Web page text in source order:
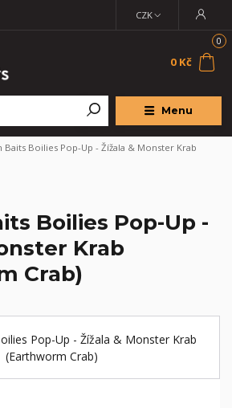
Menu
CZK
0
0 Kč
Baits Boilies Pop-Up - Žížala & Monster Krab
Boilies Pop-Up -
Krab
Crab)